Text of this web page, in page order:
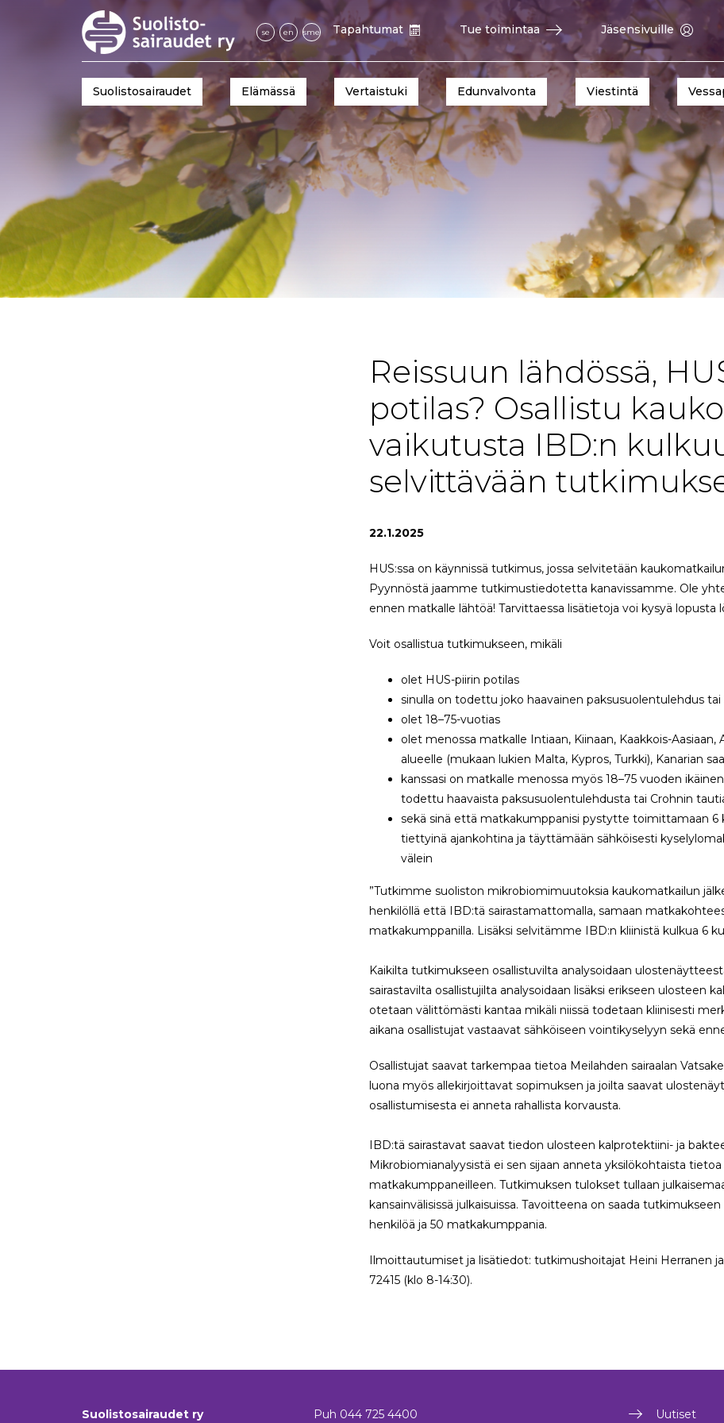
se en sme Tapahtumat Tue toimintaa Jäsensivuille
Suolistosairaudet Elämässä Vertaistuki Edunvalvonta Viestintä
Reissuun lähdössä,
potilas? Osallistu
vaikutusta IBD:n
selvittävään
22.1.2025
HUS:ssa on käynnissä tutkimus, jossa selvitetään
Pyynnöstä jaamme tutkimustiedotetta kanavissamme. Ole
ennen matkalle lähtöä! Tarvittaessa lisätietoja voi kysyä
Voit osallistua tutkimukseen, mikäli
olet HUS-piirin potilas
sinulla on todettu joko haavainen paksusuolentulehdus
olet 18–75-vuotias
olet menossa matkalle Intiaan, Kiinaan, Kaakkois-Aasiaan,
alueelle (mukaan lukien Malta, Kypros, Turkki), Kanarian
kanssasi on matkalle menossa myös 18–75 vuoden
todettu haavaista paksusuolentulehdusta tai Crohnin
sekä sinä että matkakumppanisi pystytte toimittamaan
tiettyinä ajankohtina ja täyttämään sähköisesti
välein
”Tutkimme suoliston mikrobiomimuutoksia kaukomatkailun
henkilöllä että IBD:tä sairastamattomalla, samaan
matkakumppanilla. Lisäksi selvitämme IBD:n kliinistä kulkua 6
Kaikilta tutkimukseen osallistuvilta analysoidaan
sairastavilta osallistujilta analysoidaan lisäksi erikseen ulosteen
otetaan välittömästi kantaa mikäli niissä todetaan kliinisesti
aikana osallistujat vastaavat sähköiseen vointikyselyyn sekä
Osallistujat saavat tarkempaa tietoa Meilahden sairaalan
luona myös allekirjoittavat sopimuksen ja joilta saavat
osallistumisesta ei anneta rahallista korvausta.
IBD:tä sairastavat saavat tiedon ulosteen kalprotektiini- ja
Mikrobiomianalyysistä ei sen sijaan anneta yksilökohtaista
matkakumppaneilleen. Tutkimuksen tulokset tullaan
kansainvälisissä julkaisuissa. Tavoitteena on saada
henkilöä ja 50 matkakumppania.
Ilmoittautumiset ja lisätiedot: tutkimushoitajat Heini Herranen ja
72415 (klo 8-14:30).
Suolistosairaudet ry Puh 044 725 4400 Uutiset